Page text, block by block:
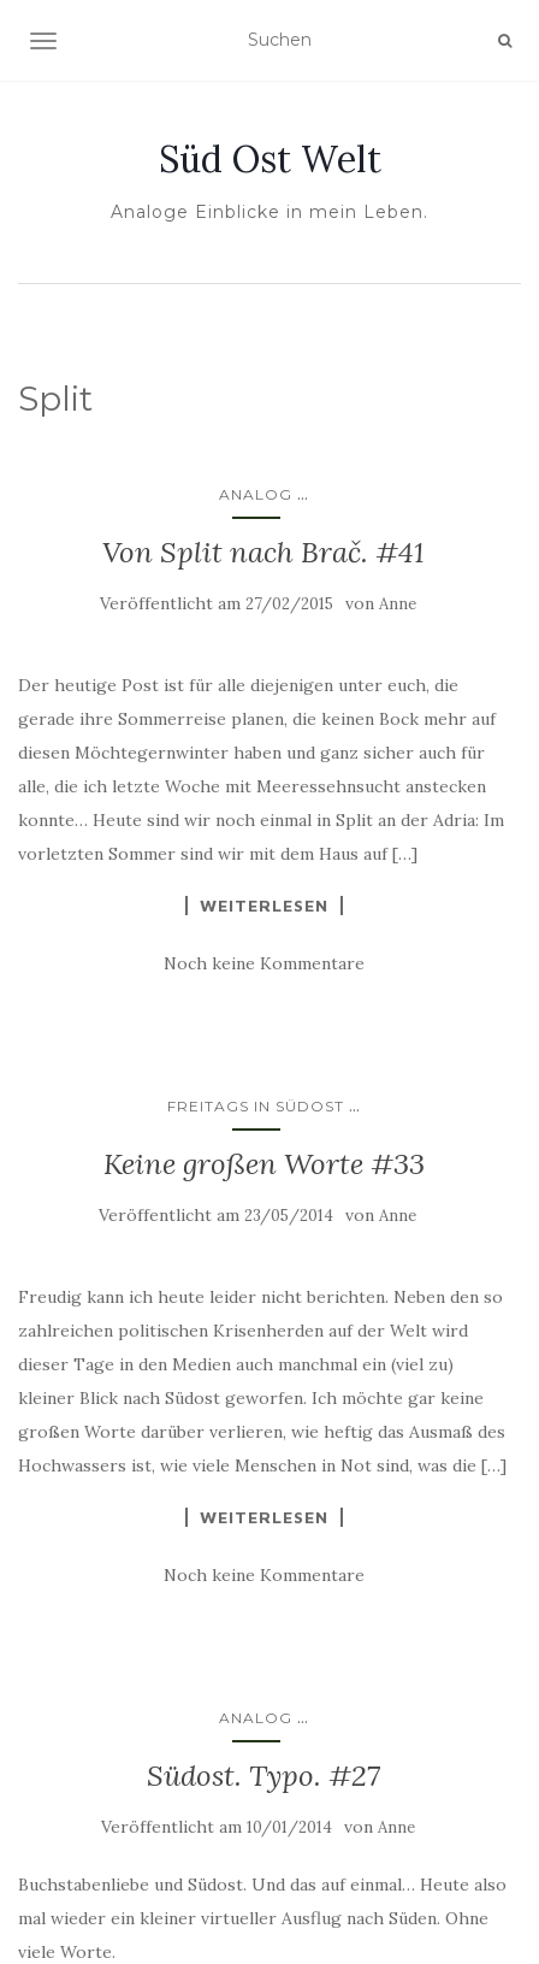
NAVIGATION UMSCHALTEN
Süd Ost Welt
Analoge Einblicke in mein Leben.
Split
ANALOG ...
Von Split nach Brač. #41
Veröffentlicht am 27/02/2015 von Anne
Der heutige Post ist für alle diejenigen unter euch, die
gerade ihre Sommerreise planen, die keinen Bock mehr auf
diesen Möchtegernwinter haben und ganz sicher auch für
alle, die ich letzte Woche mit Meeressehnsucht anstecken
konnte… Heute sind wir noch einmal in Split an der Adria: Im
vorletzten Sommer sind wir mit dem Haus auf […]
WEITERLESEN
Noch keine Kommentare
FREITAGS IN SÜDOST ...
Keine großen Worte #33
Veröffentlicht am 23/05/2014 von Anne
Freudig kann ich heute leider nicht berichten. Neben den so
zahlreichen politischen Krisenherden auf der Welt wird
dieser Tage in den Medien auch manchmal ein (viel zu)
kleiner Blick nach Südost geworfen. Ich möchte gar keine
großen Worte darüber verlieren, wie heftig das Ausmaß des
Hochwassers ist, wie viele Menschen in Not sind, was die […]
WEITERLESEN
Noch keine Kommentare
ANALOG ...
Südost. Typo. #27
Veröffentlicht am 10/01/2014 von Anne
Buchstabenliebe und Südost. Und das auf einmal… Heute also
mal wieder ein kleiner virtueller Ausflug nach Süden. Ohne
viele Worte.